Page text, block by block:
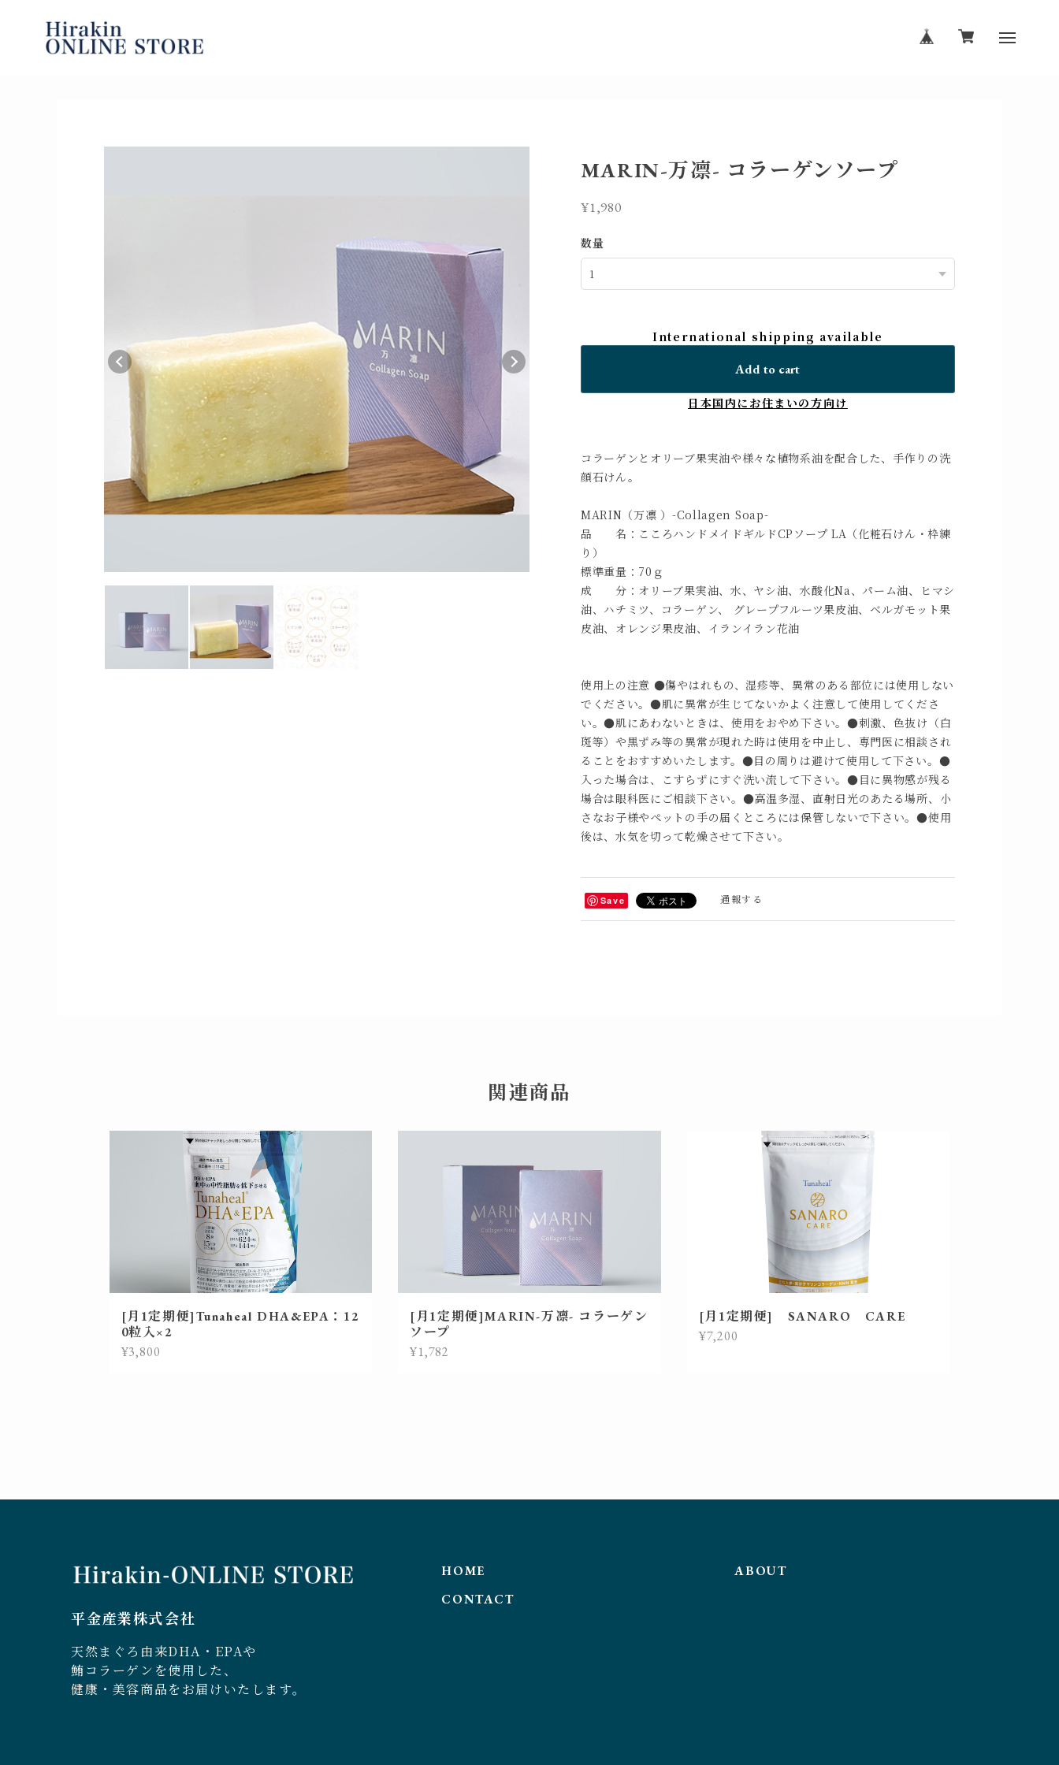
MARIN-万凛- コラーゲンソープ
¥1,980
数量
International shipping available
Add to cart
日本国内にお住まいの方向け
コラーゲンとオリーブ果実油や様々な植物系油を配合した、手作りの洗
顔石けん。
MARIN（万凛 ）-Collagen Soap-
品 名：こころハンドメイドギルドCPソープ LA（化粧石けん・枠練
り）
標準重量：70ｇ
成 分：オリーブ果実油、水、ヤシ油、水酸化Na、パーム油、ヒマシ
油、ハチミツ、コラーゲン、 グレープフルーツ果皮油、ベルガモット果
皮油、オレンジ果皮油、イランイラン花油
使用上の注意 ●傷やはれもの、湿疹等、異常のある部位には使用しない
でください。●肌に異常が生じてないかよく注意して使用してくださ
い。●肌にあわないときは、使用をおやめ下さい。●刺激、色抜け（白
斑等）や黒ずみ等の異常が現れた時は使用を中止し、専門医に相談され
ることをおすすめいたします。●目の周りは避けて使用して下さい。●
入った場合は、こすらずにすぐ洗い流して下さい。●目に異物感が残る
場合は眼科医にご相談下さい。●高温多湿、直射日光のあたる場所、小
さなお子様やペットの手の届くところには保管しないで下さい。●使用
後は、水気を切って乾燥させて下さい。
Save 通報する
関連商品
[月1定期便]Tunaheal DHA&EPA：12
0粒入×2
¥3,800
[月1定期便]MARIN-万凛- コラーゲン
ソープ
¥1,782
[月1定期便] SANARO CARE
¥7,200
平金産業株式会社
天然まぐろ由来DHA・EPAや
鮪コラーゲンを使用した、
健康・美容商品をお届けいたします。
HOME
ABOUT
CONTACT